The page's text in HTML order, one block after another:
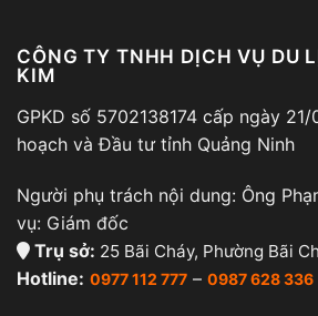
CÔNG TY TNHH DỊCH VỤ DU
KIM
GPKD số 5702138174 cấp ngày
hoạch và Đầu tư tỉnh Quảng Ninh
Người phụ trách nội dung: Ông
vụ: Giám đốc
Trụ sở: 25 Bãi Cháy, Phường Bãi
Hotline: 0977 112 777 – 0987 628 336